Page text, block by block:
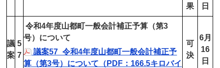
果
日
議
案
5
7
令和4年度山都町一般会計補正予算（第3
号）について
議案57_令和4年度山都町一般会計補正予
算（第3号）について（PDF：166.5キロバイ
可
決
6月
16
日